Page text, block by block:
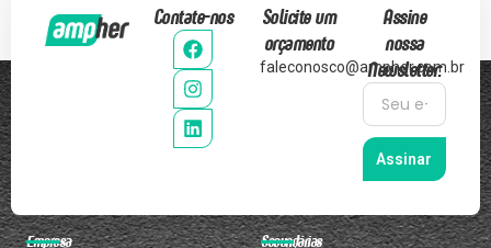
Contate-nos
Solicite um
orçamento
faleconosco@ampher.com.br
Assine
nossa
Newsletter:
Assinar
Empresa Secundárias